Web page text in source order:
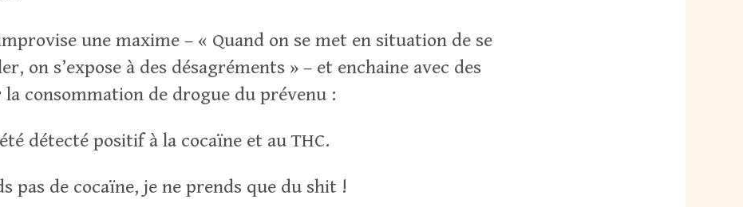
une maxime – « Quand on se met en situation de se
on s’expose à des désagréments » – et enchaine avec des
consommation de drogue du prévenu :
détecté positif à la cocaïne et au THC.
pas de cocaïne, je ne prends que du shit !